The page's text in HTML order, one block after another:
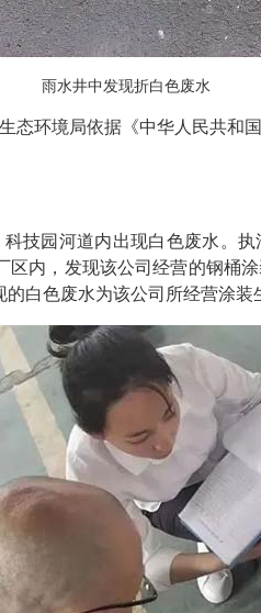
雨水井中发现折白色废水
态环境局依据《中华人民共和
技园河道内出现白色废水。
内，发现该公司经营的钢桶
白色废水为该公司所经营涂装